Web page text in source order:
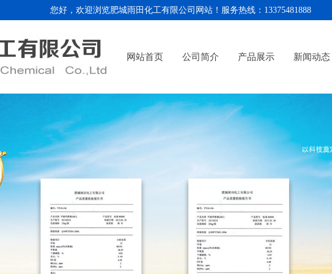
您好，欢迎浏览肥城雨田化工有限公司网站！服务热线：13375481888
网站首页 公司简介 产品展示 新闻动态